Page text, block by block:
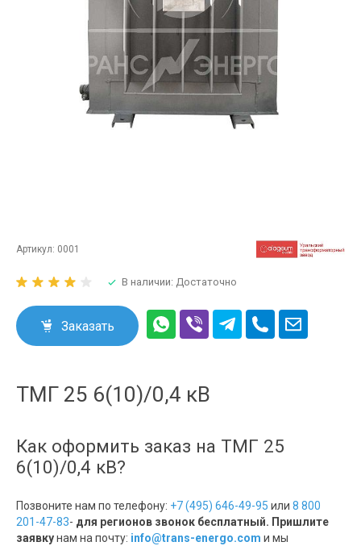
Артикул: 0001
В наличии: Достаточно
Заказать
ТМГ 25 6(10)/0,4 кВ
Как оформить заказ на ТМГ 25
6(10)/0,4 кВ?
Позвоните нам по телефону: +7 (495) 646-49-95 или 8 800
201-47-83- для регионов звонок бесплатный. Пришлите
заявкунам на почту: info@trans-energo.com и мы